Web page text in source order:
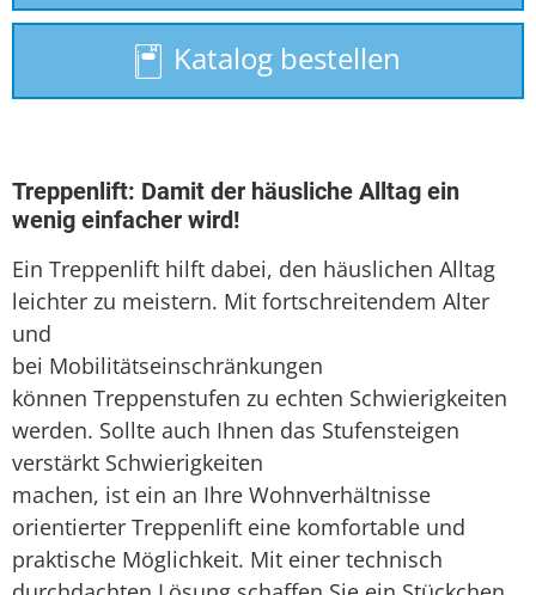
Plattformlift
Rollstuhllift
Sitzlift
Treppenaufzug
Treppenlift mieten
Katalog bestellen
Treppenlift: Damit der häusliche Alltag ein
wenig einfacher wird!
Ein Treppenlift hilft dabei, den häuslichen Alltag
leichter zu meistern. Mit fortschreitendem Alter
und
bei Mobilitätseinschränkungen
können Treppenstufen zu echten Schwierigkeiten
werden. Sollte auch Ihnen das Stufensteigen
verstärkt Schwierigkeiten
machen, ist ein an Ihre Wohnverhältnisse
orientierter Treppenlift eine komfortable und
praktische Möglichkeit. Mit einer technisch